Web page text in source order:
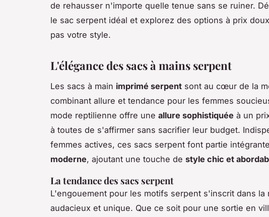
de rehausser n'importe quelle tenue sans se ruiner.
le sac serpent idéal et explorez des options à prix
pas votre style.
L'élégance des sacs à mains serpent
Les sacs à main imprimé serpent sont au cœur de la
combinant allure et tendance pour les femmes
mode reptilienne offre une allure sophistiquée à un
à toutes de s'affirmer sans sacrifier leur budget.
femmes actives, ces sacs serpent font partie
moderne, ajoutant une touche de style chic et
La tendance des sacs serpent
L'engouement pour les motifs serpent s'inscrit dans
audacieux et unique. Que ce soit pour une sortie en